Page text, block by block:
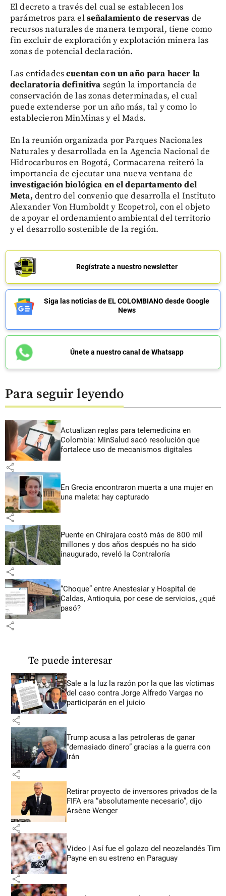
El decreto a través del cual se establecen los
parámetros para elseñalamiento de reservas de
recursos naturales de manera temporal, tiene como
fin excluir de exploración y explotación minera las
zonas de potencial declaración.
Las entidadescuentan con un año para hacer la
declaratoria definitiva según la importancia de
conservación de las zonas determinadas, el cual
puede extenderse por un año más, tal y como lo
establecieron MinMinas y el Mads.
En la reunión organizada por Parques Nacionales
Naturales y desarrollada en la Agencia Nacional de
Hidrocarburos en Bogotá, Cormacarena reiteró la
importancia de ejecutar una nueva ventana de
investigación biológica en el departamento del
Meta, dentro del convenio que desarrolla el Instituto
Alexander Von Humboldt y Ecopetrol, con el objeto
de apoyar el ordenamiento ambiental del territorio
y el desarrollo sostenible de la región.
Regístrate a nuestro newsletter
Siga las noticias de EL COLOMBIANO desde Google
News
Únete a nuestro canal de Whatsapp
Para seguir leyendo
Actualizan reglas para telemedicina en
Colombia: MinSalud sacó resolución que
fortalece uso de mecanismos digitales
share
En Grecia encontraron muerta a una mujer en
una maleta: hay capturado
share
Puente en Chirajara costó más de 800 mil
millones y dos años después no ha sido
inaugurado, reveló la Contraloría
share
“Choque” entre Anestesiar y Hospital de
Caldas, Antioquia, por cese de servicios, ¿qué
pasó?
share
Te puede interesar
Sale a la luz la razón por la que las víctimas
del caso contra Jorge Alfredo Vargas no
participarán en el juicio
share
Trump acusa a las petroleras de ganar
“demasiado dinero” gracias a la guerra con
Irán
share
Retirar proyecto de inversores privados de la
FIFA era “absolutamente necesario”, dijo
Arsène Wenger
share
Video | Así fue el golazo del neozelandés Tim
Payne en su estreno en Paraguay
share